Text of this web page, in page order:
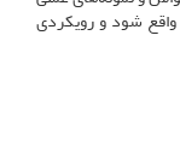
شود و رویکردی